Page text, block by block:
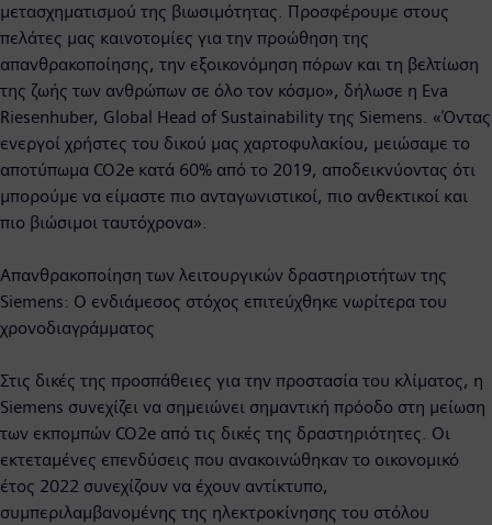
μετασχηματισμού της βιωσιμότητας. Προσφέρουμε στους
πελάτες μας καινοτομίες για την προώθηση της
απανθρακοποίησης, την εξοικονόμηση πόρων και τη βελτίωση
της ζωής των ανθρώπων σε όλο τον κόσμο», δήλωσε η Eva
Riesenhuber, Global Head of Sustainability της Siemens. «Όντας
ενεργοί χρήστες του δικού μας χαρτοφυλακίου, μειώσαμε το
αποτύπωμα CO2e κατά 60% από το 2019, αποδεικνύοντας ότι
μπορούμε να είμαστε πιο ανταγωνιστικοί, πιο ανθεκτικοί και
πιο βιώσιμοι ταυτόχρονα».
Απανθρακοποίηση των λειτουργικών δραστηριοτήτων της
Siemens: Ο ενδιάμεσος στόχος επιτεύχθηκε νωρίτερα του
χρονοδιαγράμματος
Στις δικές της προσπάθειες για την προστασία του κλίματος, η
Siemens συνεχίζει να σημειώνει σημαντική πρόοδο στη μείωση
των εκπομπών CO2e από τις δικές της δραστηριότητες. Οι
εκτεταμένες επενδύσεις που ανακοινώθηκαν το οικονομικό
έτος 2022 συνεχίζουν να έχουν αντίκτυπο,
συμπεριλαμβανομένης της ηλεκτροκίνησης του στόλου